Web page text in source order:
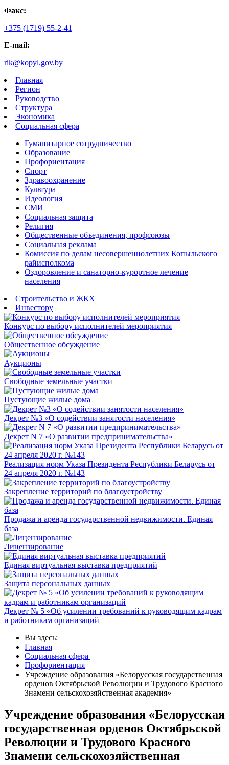
Факс:
+375 (1719) 55-2-41
E-mail:
rik@kopyl.gov.by
Главная
Регион
Руководство
Структура
Экономика
Социальная сфера
Гуманитарное сотрудничество
Образование
Профориентация
Спорт
Здравоохранение
Культура
Идеология
СМИ
Социальная защита
Религия
Общественные объединения, профсоюзы
Социальная реклама
Комиссия по делам несовершеннолетних Копыльского
райисполкома
Оздоровление и санаторно-курортное лечение
населения
Строительство и ЖКХ
Инвестору
Конкурс по выбору исполнителей мероприятия
Общественное обсуждение
Аукционы
Свободные земельные участки
Пустующие жилые дома
Декрет №3 «О содействии занятости населения»
Декрет N 7 «О развитии предпринимательства»
Реализация норм Указа Президента Республики Беларусь от
24 апреля 2020 г. №143
Закрепление территорий по благоустройству
Продажа и аренда государственной недвижимости. Единая
база
Лицензирование
Единая виртуальная выставка предприятий
Защита персональных данных
Декрет № 5 «Об усилении требований к руководящим кадрам
и работникам организаций
Вы здесь:
Главная
Социальная сфера
Профориентация
Учреждение образования «Белорусская государственная
орденов Октябрьской Революции и Трудового Красного
Знамени сельскохозяйственная академия»
Учреждение образования «Белорусская
государственная орденов Октябрьской
Революции и Трудового Красного
Знамени сельскохозяйственная